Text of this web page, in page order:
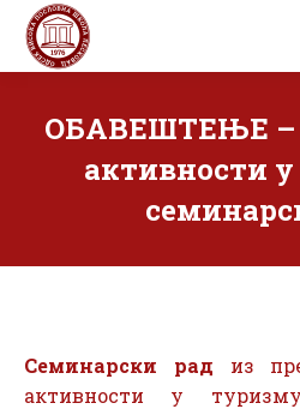
ОБАВЕШТЕЊЕ –
активности
Семинарски рад из
активности у